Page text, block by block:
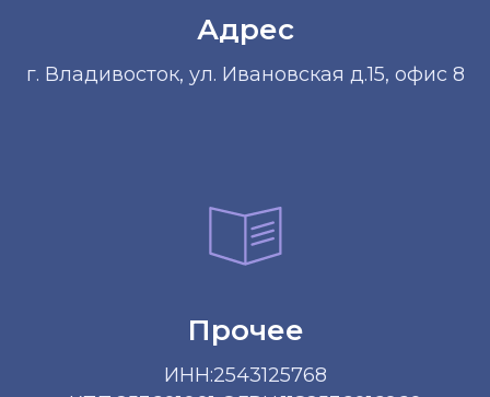
Адрес
г. Владивосток, ул. Ивановская д.15, офис 8
Прочее
ИНН:2543125768